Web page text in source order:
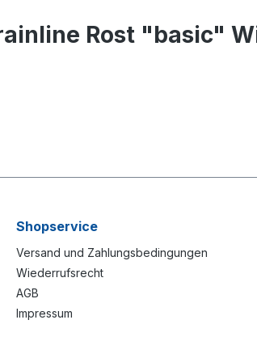
Rost "basic"
Shopservice
Versand und Zahlungsbedingungen
Wiederrufsrecht
AGB
Impressum